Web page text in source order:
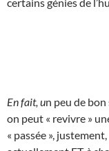
En fait, un peu de
on peut « revivre »
« passée »,